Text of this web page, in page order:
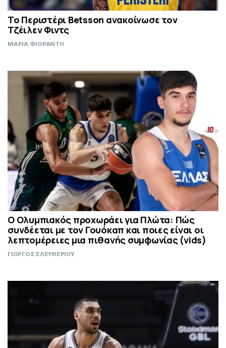
Το Περιστέρι Betsson ανακοίνωσε τον
Τζέιλεν Φιντς
ΜΑΡΙΑ ΦΙΟΡΑΝΤΗ
Ο Ολυμπιακός προχωράει για Πλώτα: Πώς
συνδέεται με τον Γουόκαπ και ποιες είναι οι
λεπτομέρειες μια πιθανής συμφωνίας (vids)
ΓΙΩΡΓΟΣ ΕΛΕΥΘΕΡΙΟΥ